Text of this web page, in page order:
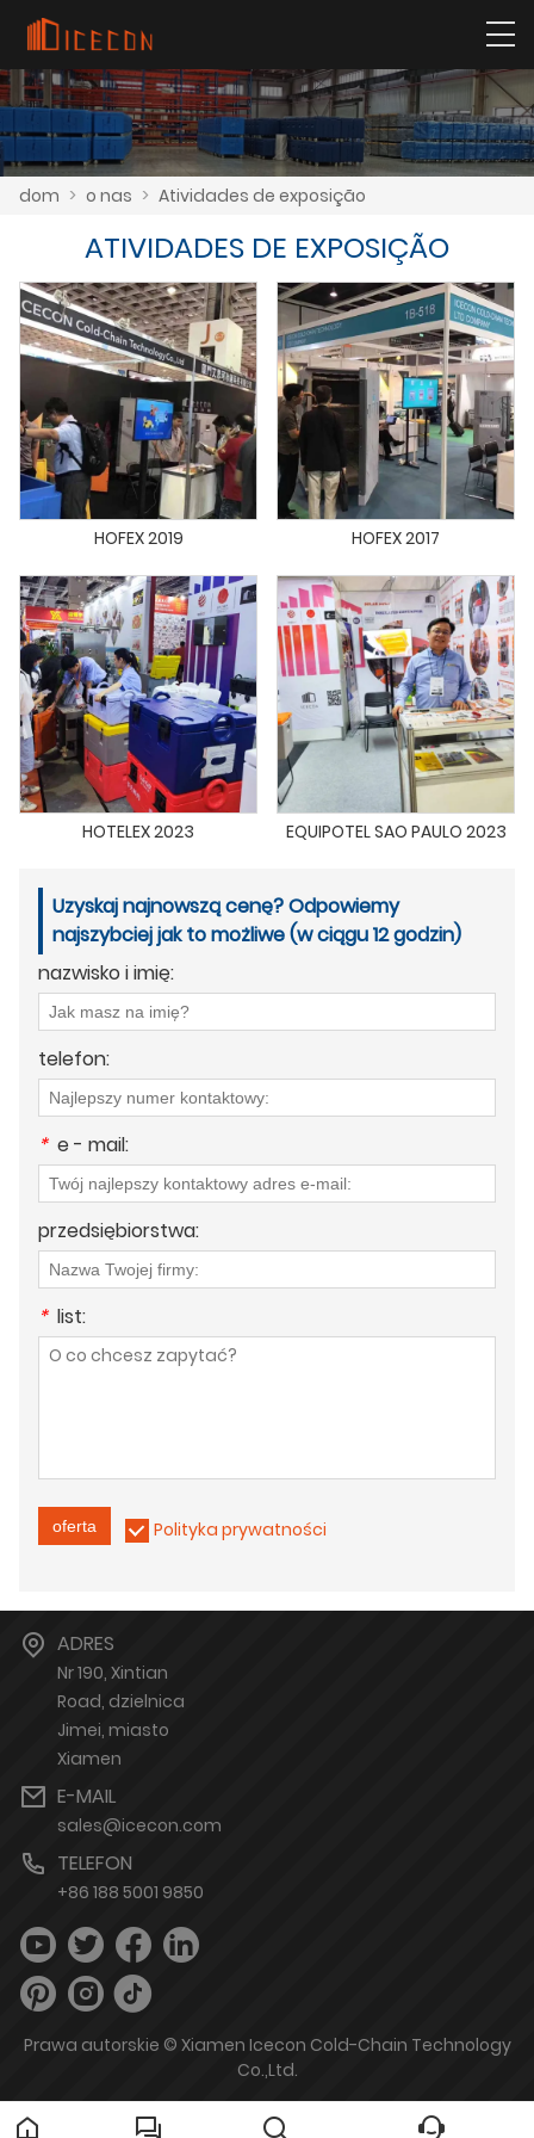
dom > o nas > Atividades de exposição
ATIVIDADES DE EXPOSIÇÃO
HOFEX 2019 HOFEX 2017
HOTELEX 2023 EQUIPOTEL SAO PAULO 2023
Uzyskaj najnowszą cenę? Odpowiemy
najszybciej jak to możliwe (w ciągu 12 godzin)
nazwisko i imię:
telefon:
* e - mail:
przedsiębiorstwa:
* list:
oferta Polityka prywatności
ADRES
Nr 190, Xintian
Road, dzielnica
Jimei, miasto
Xiamen
E-MAIL
sales@icecon.com
TELEFON
+86 188 5001 9850
Prawa autorskie © Xiamen Icecon Cold-Chain Technology
Co.,Ltd.